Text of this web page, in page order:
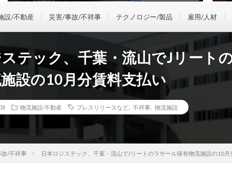
設/不動産 災害/事故/不祥事 テクノロジー/製品 雇用/人材
テック、千葉・流山でJリート
設の10月分賃料支払い
物流施設/不動産 プレスリリースなど 不祥事 物流施設
故/不祥事 日本ロジステック、千葉・流山でJリートのラサール保有物流施設の10